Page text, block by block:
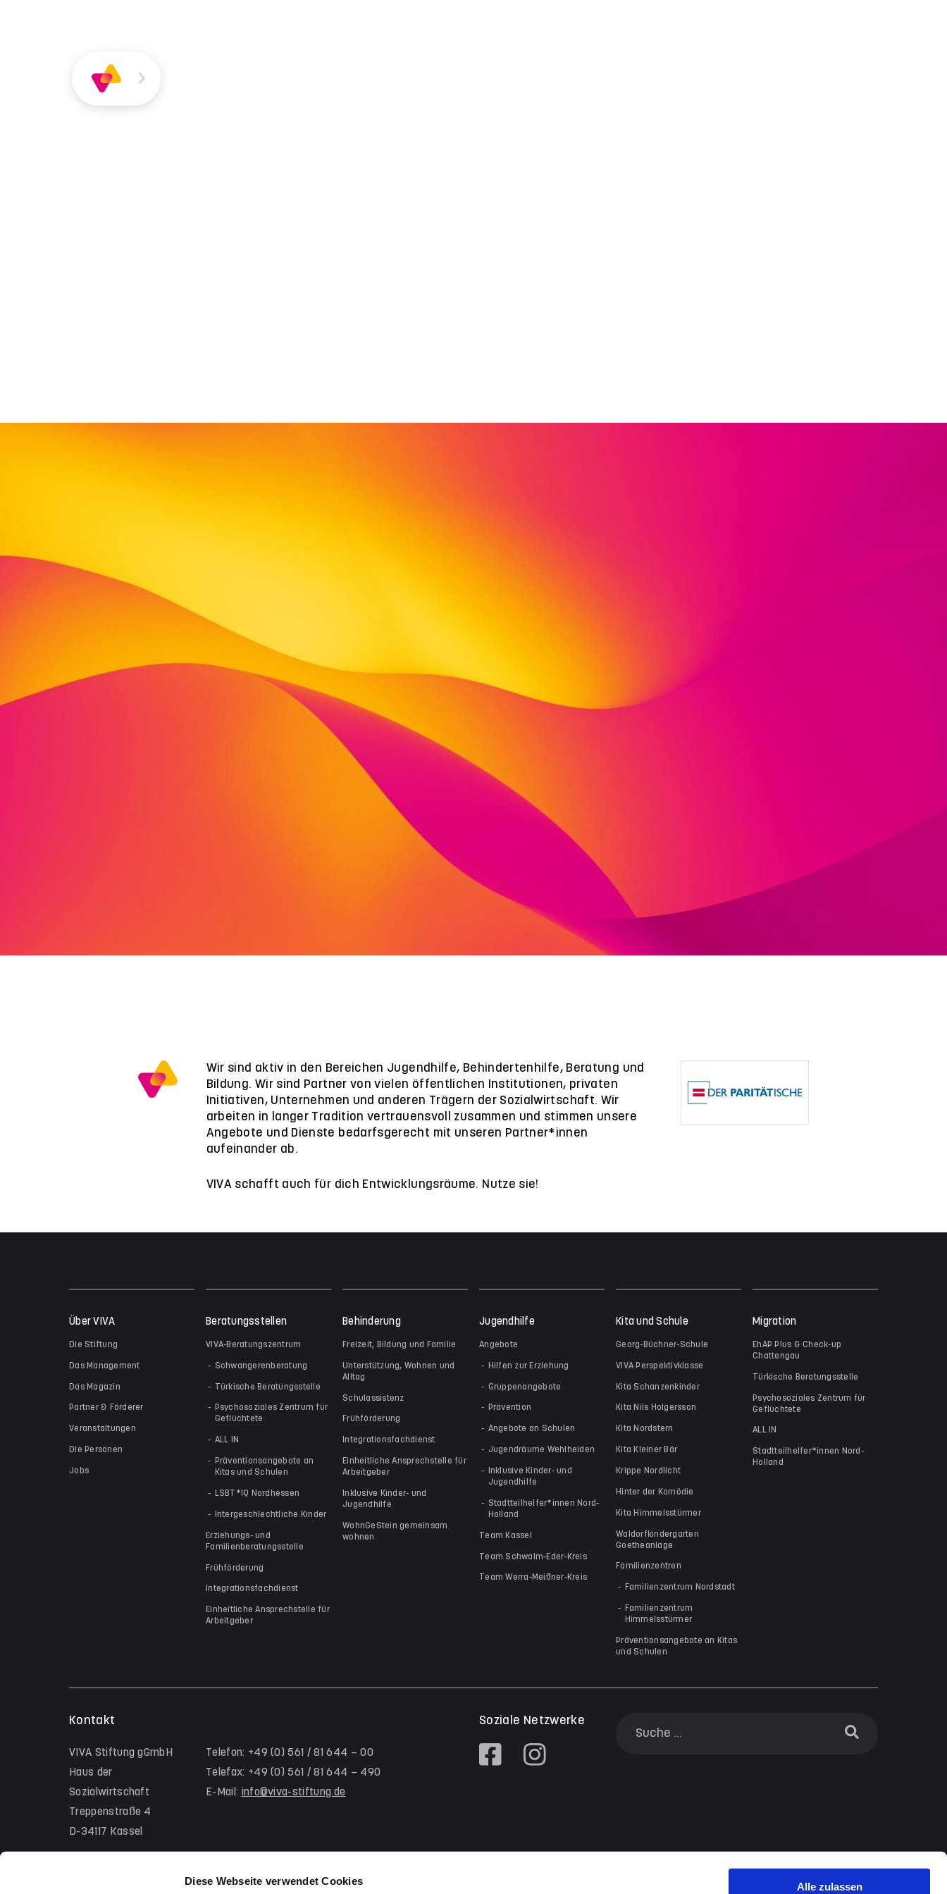
Diese Webseite verwendet Cookies Alle zulassen
Über
VIVA
Flämmergasse 4
34212 Melsungen
fon: 05661 9086931
fax: 05661 9082790
anna.springsguth@viva-stiftung.de
Wir sind aktiv in den Bereichen Jugendhilfe, Behindertenhilfe, Beratung und
Bildung. Wir sind Partner von vielen öffentlichen Institutionen, privaten
Initiativen, Unternehmen und anderen Trägern der Sozialwirtschaft. Wir
arbeiten in langer Tradition vertrauensvoll zusammen und stimmen unsere
Angebote und Dienste bedarfsgerecht mit unseren Partner*innen
aufeinander ab.
VIVA schafft auch für dich Entwicklungsräume. Nutze sie!
Über VIVA
Die Stiftung
Das Management
Das Magazin
Partner & Förderer
Veranstaltungen
Die Personen
Jobs
Beratungsstellen
VIVA-Beratungszentrum
Schwangerenberatung
Türkische Beratungsstelle
Psychosoziales Zentrum für
Geflüchtete
ALL IN
Präventionsangebote an
Kitas und Schulen
LSBT*IQ Nordhessen
Intergeschlechtliche Kinder
Erziehungs- und
Familienberatungsstelle
Frühförderung
Integrationsfachdienst
Einheitliche Ansprechstelle für
Arbeitgeber
Behinderung
Freizeit, Bildung und Familie
Unterstützung, Wohnen und
Alltag
Schulassistenz
Frühförderung
Integrationsfachdienst
Einheitliche Ansprechstelle für
Arbeitgeber
Inklusive Kinder- und
Jugendhilfe
WohnGeStein gemeinsam
wohnen
Jugendhilfe
Angebote
Hilfen zur Erziehung
Gruppenangebote
Prävention
Angebote an Schulen
Jugendräume Wehlheiden
Inklusive Kinder- und
Jugendhilfe
Stadtteilhelfer*innen Nord-
Holland
Team Kassel
Team Schwalm-Eder-Kreis
Team Werra-Meißner-Kreis
Kita und Schule
Georg-Büchner-Schule
VIVA Perspektivklasse
Kita Schanzenkinder
Kita Nils Holgersson
Kita Nordstern
Kita Kleiner Bär
Krippe Nordlicht
Hinter der Komödie
Kita Himmelsstürmer
Waldorfkindergarten
Goetheanlage
Familienzentren
Familienzentrum Nordstadt
Familienzentrum
Himmelsstürmer
Präventionsangebote an Kitas
und Schulen
Migration
EhAP Plus & Check-up
Chattengau
Türkische Beratungsstelle
Psychosoziales Zentrum für
Geflüchtete
ALL IN
Stadtteilhelfer*innen Nord-
Holland
Kontakt
VIVA Stiftung gGmbH
Haus der
Sozialwirtschaft
Treppenstraße 4
D-34117 Kassel
Telefon: +49 (0) 561 / 81 644 – 00
Telefax: +49 (0) 561 / 81 644 – 490
E-Mail: info@viva-stiftung.de
Soziale Netzwerke